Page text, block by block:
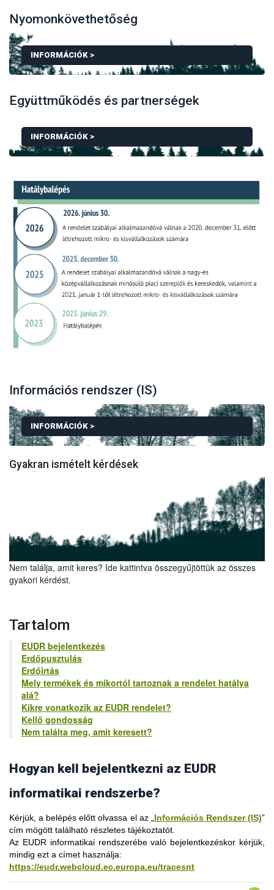
Nyomonkövethetőség
INFORMÁCIÓK >
HOGYAN KELL IGAZOLNI A TERMÉKEK EREDETÉT
Együttműködés és partnerségek
INFORMÁCIÓK >
TOVÁBBI INFORMÁCIÓK EGYÜTTMŰKÖDÉS ÉS
Információs rendszer (IS)
INFORMÁCIÓK >
TOVÁBBI INFORMÁCIÓK A KELLŐ GONDOSSÁGI
Gyakran ismételt kérdések
Nem találja, amit keres? Ide kattintva összegyűjtöttük az összes
gyakori kérdést.
Tartalom
EUDR bejelentkezés
Erdőpusztulás
Erdőirtás
Mely termékek és mikortól tartoznak a rendelet hatálya
alá?
Kikre vonatkozik az EUDR rendelet?
Kellő gondosság
Nem találta meg, amit keresett?
Hogyan kell bejelentkezni az EUDR
informatikai rendszerbe?
Kérjük, a belépés előtt olvassa el az „Információs Rendszer (IS)”
cím mögött található részletes tájékoztatót.
Az EUDR informatikai rendszerébe való bejelentkezéskor kérjük,
mindig ezt a címet használja:
https://eudr.webcloud.ec.europa.eu/tracesnt
Ez az oldal kifejezetten az EUDR rendszerbe történő
oldalról nem lehet bejelentkezni az EUDR IS-be!
Az EUDR informatikai rendszerbe való regisztráció során, a
nagy valószínűséggel nem az EUDR rendszerbe regisztrált.
Fontos, hogy az EUDR rendszer honlapjának bal felső
sarkában mindig az „EUDR” felirat legyen látható:
Ha a bal felső sarokban ehhez hasonló, például „IMSOC”
Fontos, hogy az EU Login azonosítóval többféle uniós
alkalmazásba is be tud jelentkezni, hasonlóan ahhoz,
ahogyan a magyarországi KAÜ-s (ügyfélkapus)
azonosításnál egyetlen belépéssel több szolgáltatás is
Az „erdőirtásmentes” fogalommeghatározás (2. cikk 13.b) - a
fa áruk és termékek vonatkozásában - kifejezetten az
erdőpusztulásra utal, mely követelmény akkor teljesül, ha a fát
„2020. december 31. után úgy termelték ki az erdőből, hogy
azzal nem okoztak erdőpusztulást”. Az „okozásra” való
hivatkozás okozati összefüggést teremt a fakitermelés és az
erdőpusztulás folyamata között.
Ez azt a tényt tükrözi, hogy az erdőkre más folyamatok is